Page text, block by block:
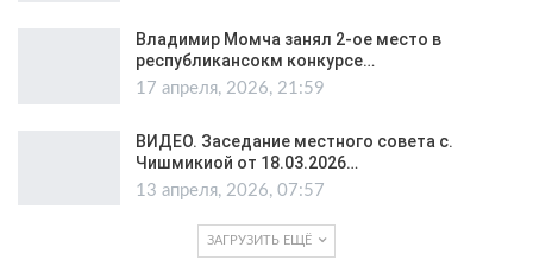
Владимир Момча занял 2-ое место в
республикансокм конкурсе…
17 апреля, 2026, 21:59
ВИДЕО. Заседание местного совета с.
Чишмикиой от 18.03.2026…
13 апреля, 2026, 07:57
ЗАГРУЗИТЬ ЕЩЁ